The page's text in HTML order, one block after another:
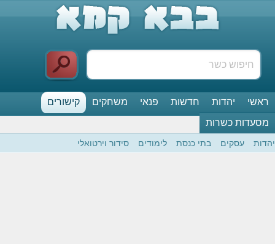
ראשי יהדות חדשות פנאי משחקים
קישורים
מסעדות כשרות
יהדות עסקים בתי כנסת לימודים סידור וירטואלי